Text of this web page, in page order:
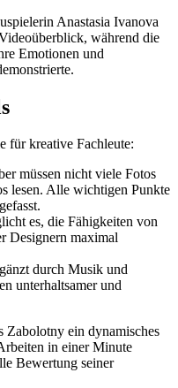
Anastasia Ivanova
während die
Emotionen und
für kreative Fachleute:
müssen nicht viele Fotos
lesen. Alle wichtigen Punkte
es, die Fähigkeiten von
Designern maximal
durch Musik und
unterhaltsamer und
Zabolotny ein dynamisches
in einer Minute
Bewertung seiner